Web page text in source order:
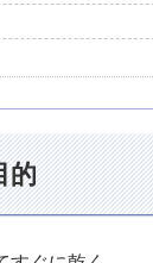
的